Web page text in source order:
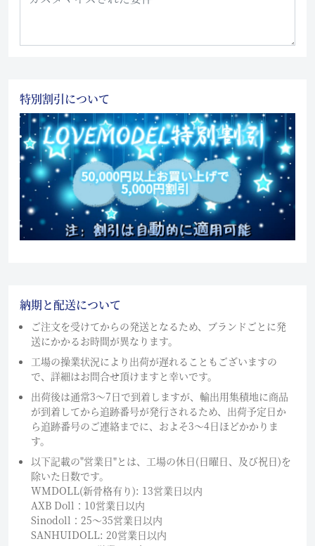
特別割引について
納期と配送について
ご注文を受けてからの発送となるため、ブランドごとに発
送にかかるお時間が異なります。
工場の操業状況により出荷が遅れることもございますの
で、詳細はお問合せ頂けますと幸いです。
出荷後は通常3～7日で到着しますが、輸出用集積地に商品
が到着してから追跡番号が発行されるため、出荷予定日か
ら追跡番号のご連絡までに、およそ3〜4日ほどかかりま
す。
以下記載の"営業日"とは、工場の休日(日曜日、及び祝日)を
除いた日数です。
WMDOLL(新骨格有り): 13営業日以内
AXB Doll：10営業日以内
Sinodoll：25〜35営業日以内
SANHUIDOLL: 20営業日以内